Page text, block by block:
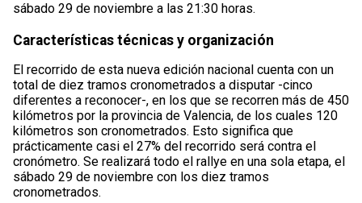
sábado 29 de noviembre a las 21:30 horas.
Características técnicas y organización
El recorrido de esta nueva edición nacional cuenta con un
total de diez tramos cronometrados a disputar -cinco
diferentes a reconocer-, en los que se recorren más de 450
kilómetros por la provincia de Valencia, de los cuales 120
kilómetros son cronometrados. Esto significa que
prácticamente casi el 27% del recorrido será contra el
cronómetro. Se realizará todo el rallye en una sola etapa, el
sábado 29 de noviembre con los diez tramos
cronometrados.